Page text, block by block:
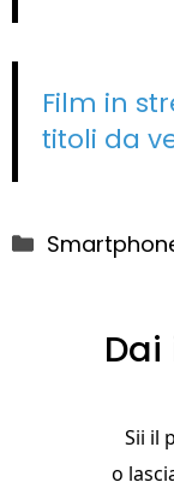
Film in
titoli da
Categorie
Sii il
o